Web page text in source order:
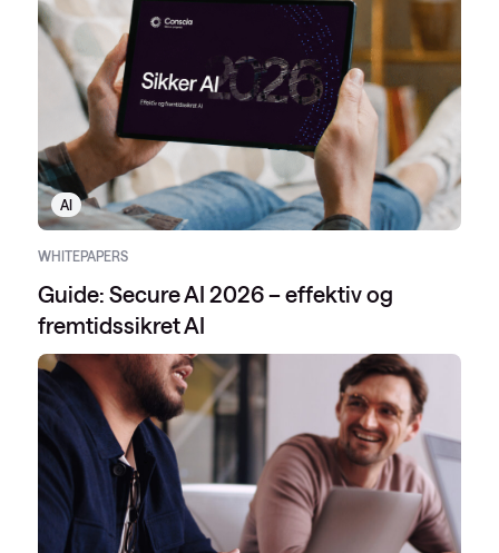
AI
WHITEPAPERS
Guide: Secure AI 2026 – effektiv og
fremtidssikret AI